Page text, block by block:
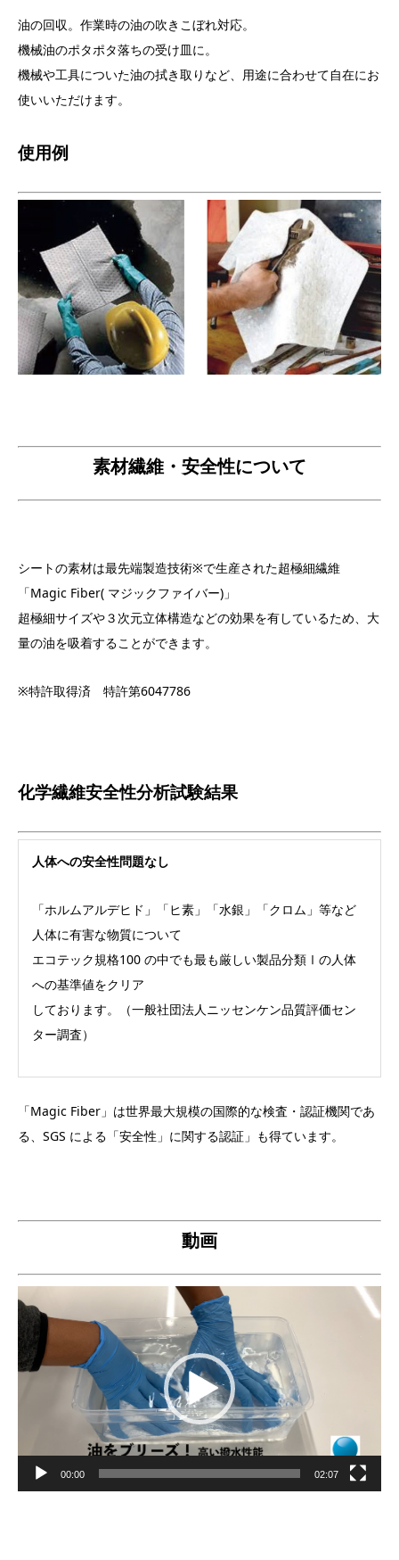
油の回収。作業時の油の吹きこぼれ対応。
機械油のポタポタ落ちの受け皿に。
機械や工具についた油の拭き取りなど、用途に合わせて自在にお
使いいただけます。
使用例
素材繊維・安全性について
シートの素材は最先端製造技術※で生産された超極細繊維
「Magic Fiber( マジックファイバー)」
超極細サイズや３次元立体構造などの効果を有しているため、大
量の油を吸着することができます。
※特許取得済 特許第6047786
化学繊維安全性分析試験結果
人体への安全性問題なし
「ホルムアルデヒド」「ヒ素」「水銀」「クロム」等など
人体に有害な物質について
エコテック規格100 の中でも最も厳しい製品分類Ⅰの人体
への基準値をクリア
しております。（一般社団法人ニッセンケン品質評価セン
ター調査）
「Magic Fiber」は世界最大規模の国際的な検査・認証機関であ
る、SGS による「安全性」に関する認証」も得ています。
動画
動
画
プ
レ
ー
ヤ
ー
00:00 02:07